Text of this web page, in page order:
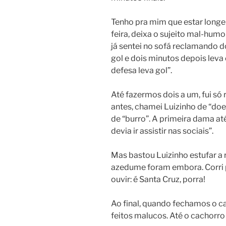
Tenho pra mim que estar
feira, deixa o sujeito mal-
já sentei no sofá reclamando
gol e dois minutos depois leva
defesa leva gol”.
Até fazermos dois a um, fui
antes, chamei Luizinho de
de “burro”. A primeira dama
devia ir assistir nas sociais”.
Mas bastou Luizinho estufar a
azedume foram embora.
ouvir: é Santa Cruz, porra!
Ao final, quando fechamos o
feitos malucos. Até o